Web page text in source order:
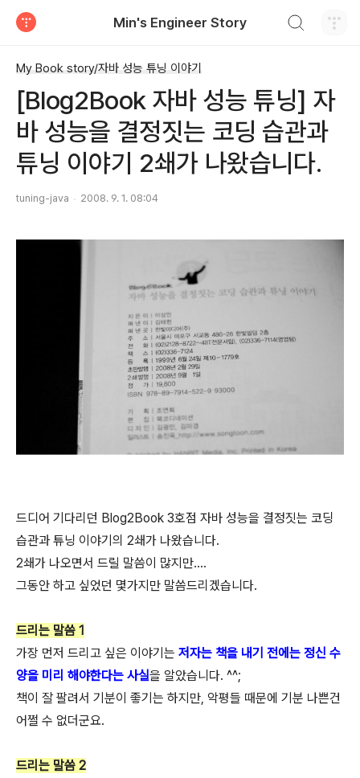
Min's Engineer Story
My Book story/자바 성능 튜닝 이야기
[Blog2Book 자바 성능 튜닝] 자
바 성능을 결정짓는 코딩 습관과
튜닝 이야기 2쇄가 나왔습니다.
tuning-java 2008. 9. 1. 08:04
드디어 기다리던 Blog2Book 3호점 자바 성능을 결정짓는 코딩
습관과 튜닝 이야기의 2쇄가 나왔습니다.
2쇄가 나오면서 드릴 말씀이 많지만....
그동안 하고 싶었던 몇가지만 말씀드리겠습니다.
드리는 말씀 1
가장 먼저 드리고 싶은 이야기는 저자는 책을 내기 전에는 정신 수
양을 미리 해야한다는 사실을 알았습니다. ^^;
책이 잘 팔려서 기분이 좋기는 하지만, 악평들 때문에 기분 나쁜건
어쩔 수 없더군요.
드리는 말씀 2